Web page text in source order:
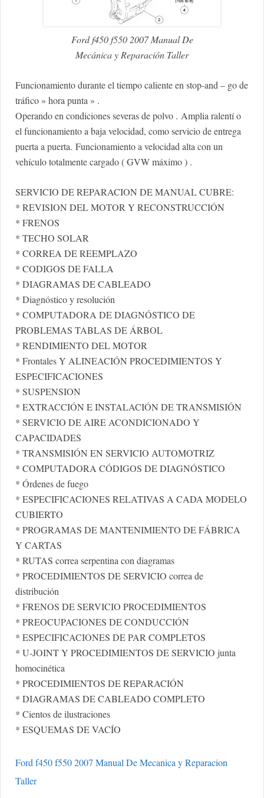
Ford f450 f550 2007 Manual De
Mecánica y Reparación Taller
Funcionamiento durante el tiempo caliente en stop-and – go de
tráfico » hora punta » .
Operando en condiciones severas de polvo . Amplia ralentí o
el funcionamiento a baja velocidad, como servicio de entrega
puerta a puerta. Funcionamiento a velocidad alta con un
vehículo totalmente cargado ( GVW máximo ) .
SERVICIO DE REPARACION DE MANUAL CUBRE:
* REVISION DEL MOTOR Y RECONSTRUCCIÓN
* FRENOS
* TECHO SOLAR
* CORREA DE REEMPLAZO
* CODIGOS DE FALLA
* DIAGRAMAS DE CABLEADO
* Diagnóstico y resolución
* COMPUTADORA DE DIAGNÓSTICO DE
PROBLEMAS TABLAS DE ÁRBOL
* RENDIMIENTO DEL MOTOR
* Frontales Y ALINEACIÓN PROCEDIMIENTOS Y
ESPECIFICACIONES
* SUSPENSION
* EXTRACCIÓN E INSTALACIÓN DE TRANSMISIÓN
* SERVICIO DE AIRE ACONDICIONADO Y
CAPACIDADES
* TRANSMISIÓN EN SERVICIO AUTOMOTRIZ
* COMPUTADORA CÓDIGOS DE DIAGNÓSTICO
* Órdenes de fuego
* ESPECIFICACIONES RELATIVAS A CADA MODELO
CUBIERTO
* PROGRAMAS DE MANTENIMIENTO DE FÁBRICA
Y CARTAS
* RUTAS correa serpentina con diagramas
* PROCEDIMIENTOS DE SERVICIO correa de
distribución
* FRENOS DE SERVICIO PROCEDIMIENTOS
* PREOCUPACIONES DE CONDUCCIÓN
* ESPECIFICACIONES DE PAR COMPLETOS
* U-JOINT Y PROCEDIMIENTOS DE SERVICIO junta
homocinética
* PROCEDIMIENTOS DE REPARACIÓN
* DIAGRAMAS DE CABLEADO COMPLETO
* Cientos de ilustraciones
* ESQUEMAS DE VACÍO
Ford f450 f550 2007 Manual De Mecanica y Reparacion
Taller